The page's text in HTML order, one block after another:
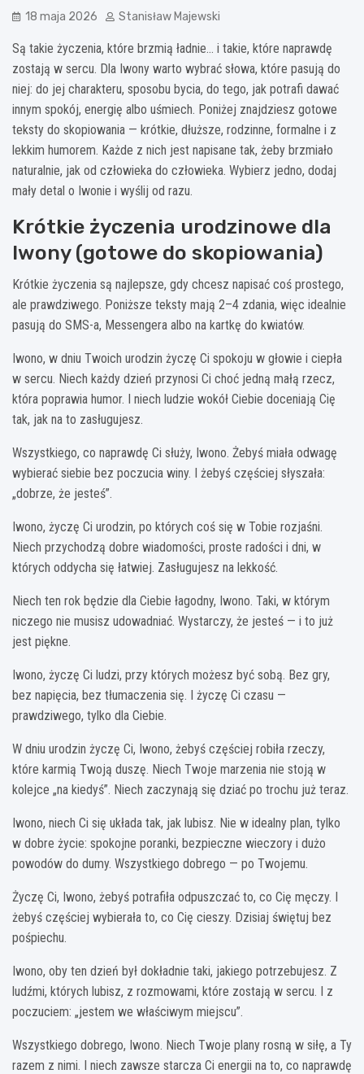
18 maja 2026 Stanisław Majewski
Są takie życzenia, które brzmią ładnie… i takie, które naprawdę
zostają w sercu. Dla Iwony warto wybrać słowa, które pasują do
niej: do jej charakteru, sposobu bycia, do tego, jak potrafi dawać
innym spokój, energię albo uśmiech. Poniżej znajdziesz gotowe
teksty do skopiowania — krótkie, dłuższe, rodzinne, formalne i z
lekkim humorem. Każde z nich jest napisane tak, żeby brzmiało
naturalnie, jak od człowieka do człowieka. Wybierz jedno, dodaj
mały detal o Iwonie i wyślij od razu.
Krótkie życzenia urodzinowe dla
Iwony (gotowe do skopiowania)
Krótkie życzenia są najlepsze, gdy chcesz napisać coś prostego,
ale prawdziwego. Poniższe teksty mają 2–4 zdania, więc idealnie
pasują do SMS-a, Messengera albo na kartkę do kwiatów.
Iwono, w dniu Twoich urodzin życzę Ci spokoju w głowie i ciepła
w sercu. Niech każdy dzień przynosi Ci choć jedną małą rzecz,
która poprawia humor. I niech ludzie wokół Ciebie doceniają Cię
tak, jak na to zasługujesz.
Wszystkiego, co naprawdę Ci służy, Iwono. Żebyś miała odwagę
wybierać siebie bez poczucia winy. I żebyś częściej słyszała:
„dobrze, że jesteś”.
Iwono, życzę Ci urodzin, po których coś się w Tobie rozjaśni.
Niech przychodzą dobre wiadomości, proste radości i dni, w
których oddycha się łatwiej. Zasługujesz na lekkość.
Niech ten rok będzie dla Ciebie łagodny, Iwono. Taki, w którym
niczego nie musisz udowadniać. Wystarczy, że jesteś — i to już
jest piękne.
Iwono, życzę Ci ludzi, przy których możesz być sobą. Bez gry,
bez napięcia, bez tłumaczenia się. I życzę Ci czasu —
prawdziwego, tylko dla Ciebie.
W dniu urodzin życzę Ci, Iwono, żebyś częściej robiła rzeczy,
które karmią Twoją duszę. Niech Twoje marzenia nie stoją w
kolejce „na kiedyś”. Niech zaczynają się dziać po trochu już teraz.
Iwono, niech Ci się układa tak, jak lubisz. Nie w idealny plan, tylko
w dobre życie: spokojne poranki, bezpieczne wieczory i dużo
powodów do dumy. Wszystkiego dobrego — po Twojemu.
Życzę Ci, Iwono, żebyś potrafiła odpuszczać to, co Cię męczy. I
żebyś częściej wybierała to, co Cię cieszy. Dzisiaj świętuj bez
pośpiechu.
Iwono, oby ten dzień był dokładnie taki, jakiego potrzebujesz. Z
ludźmi, których lubisz, z rozmowami, które zostają w sercu. I z
poczuciem: „jestem we właściwym miejscu”.
Wszystkiego dobrego, Iwono. Niech Twoje plany rosną w siłę, a Ty
razem z nimi. I niech zawsze starcza Ci energii na to, co naprawdę